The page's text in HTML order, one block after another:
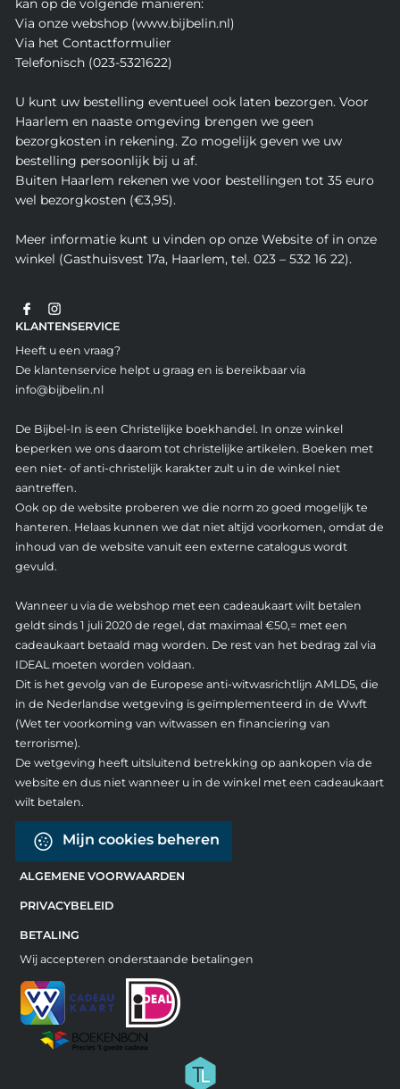
Via onze webshop (www.bijbelin.nl)
Via het Contactformulier
Telefonisch (023-5321622)
U kunt uw bestelling eventueel ook laten bezorgen. Voor
Haarlem en naaste omgeving brengen we geen
bezorgkosten in rekening. Zo mogelijk geven we uw
bestelling persoonlijk bij u af.
Buiten Haarlem rekenen we voor bestellingen tot 35 euro
wel bezorgkosten (€3,95).
Meer informatie kunt u vinden op onze Website of in onze
winkel (Gasthuisvest 17a, Haarlem, tel. 023 – 532 16 22).
KLANTENSERVICE
Heeft u een vraag?
De klantenservice helpt u graag en is bereikbaar via
info@bijbelin.nl
De Bijbel-In is een Christelijke boekhandel. In onze winkel
beperken we ons daarom tot christelijke artikelen. Boeken met
een niet- of anti-christelijk karakter zult u in de winkel niet
aantreffen.
Ook op de website proberen we die norm zo goed mogelijk te
hanteren. Helaas kunnen we dat niet altijd voorkomen, omdat de
inhoud van de website vanuit een externe catalogus wordt
gevuld.
Wanneer u via de webshop met een cadeaukaart wilt betalen
geldt sinds 1 juli 2020 de regel, dat maximaal €50,= met een
cadeaukaart betaald mag worden. De rest van het bedrag zal via
IDEAL moeten worden voldaan.
Dit is het gevolg van de Europese anti-witwasrichtlijn AMLD5, die
in de Nederlandse wetgeving is geïmplementeerd in de Wwft
(Wet ter voorkoming van witwassen en financiering van
terrorisme).
De wetgeving heeft uitsluitend betrekking op aankopen via de
website en dus niet wanneer u in de winkel met een cadeaukaart
wilt betalen.
Mijn cookies beheren
ALGEMENE VOORWAARDEN
PRIVACYBELEID
BETALING
Wij accepteren onderstaande betalingen